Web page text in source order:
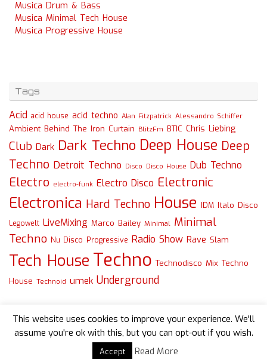
Musica Drum & Bass
Musica Minimal Tech House
Musica Progressive House
Tags
Acid acid house acid techno Alan Fitzpatrick Alessandro Schiffer
Ambient Behind The Iron Curtain BlitzFm BTIC Chris Liebing
Club Dark Dark Techno Deep House Deep
Techno Detroit Techno Disco Disco House Dub Techno
Electro electro-funk Electro Disco Electronic
Electronica Hard Techno House IDM Italo Disco
Legowelt LiveMixing Marco Bailey Minimal Minimal
Techno Nu Disco Progressive Radio Show Rave Slam
Tech House Techno Technodisco Mix Techno
House Technoid umek Underground
Powered byTempera
This website uses cookies to improve your experience. We'll
assume you're ok with this, but you can opt-out if you wish.
Accept Read More